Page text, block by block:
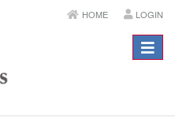
HOME LOGIN
Menú